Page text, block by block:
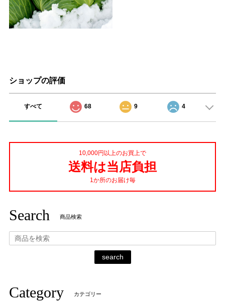
ショップの評価
すべて 68 9 4
10,000円以上のお買上で
送料は当店負担
1か所のお届け毎
Search 商品検索
search
Category カテゴリー